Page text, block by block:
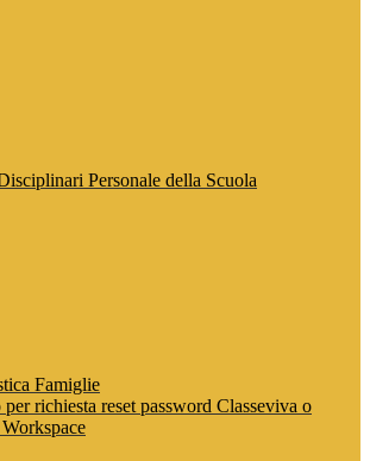
Personale della Scuola
Famiglie
richiesta reset password Classeviva o